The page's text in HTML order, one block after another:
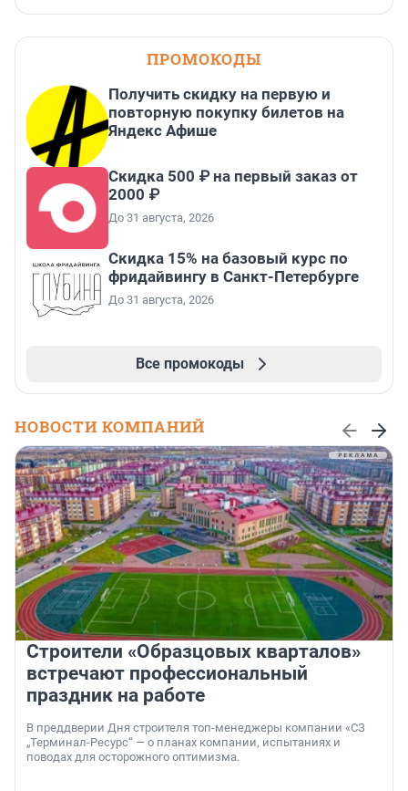
ПРОМОКОДЫ
Получить скидку на первую и
повторную покупку билетов на
Яндекс Афише
Скидка 500 ₽ на первый заказ от
2000 ₽
До 31 августа, 2026
Скидка 15% на базовый курс по
фридайвингу в Санкт-Петербурге
До 31 августа, 2026
Все промокоды
НОВОСТИ КОМПАНИЙ
Строители «Образцовых кварталов»
встречают профессиональный
праздник на работе
В преддверии Дня строителя топ-менеджеры компании «СЗ
„Терминал-Ресурс“ — о планах компании, испытаниях и
поводах для осторожного оптимизма.